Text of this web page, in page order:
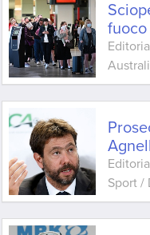
Sport /